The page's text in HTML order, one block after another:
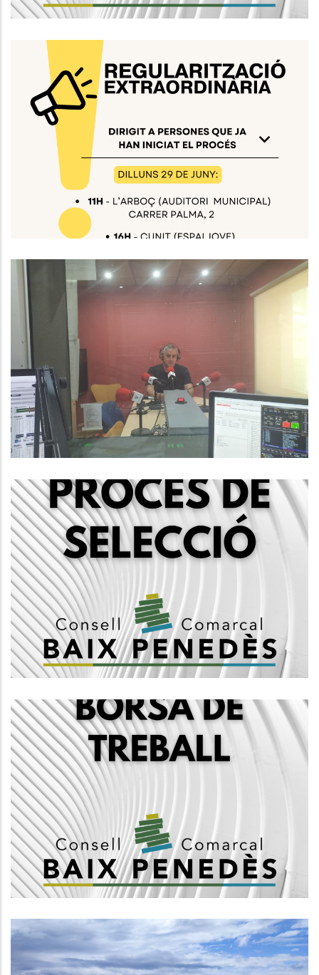
Xerrades Informatives Sobre El
Procés De Regularització
Extraordinària
S. socials
Baix Penedès Al Dia Amb Ramon
Ferré, President Del Consell
Comarcal Del Baix Penedès
Altres
Convocatòria Mitjançant Concurs
Oposició Torn Lliure, Per Proveir
Amb Caràcter Funcionari Interí Un
Lloc De Treball De Tècnic/a
Auxiliar Informàtica, Grup C1, I
Creació D'una Borsa De Treball
Altres
Concurs Oposició Per La Creació
D'una Borsa De Treball
D'arxivers_es, Grup A1
Altres